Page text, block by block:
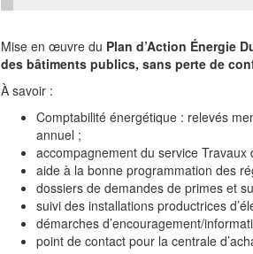
Mise en œuvre du Plan d’Action Énergie
des bâtiments publics, sans perte de
À savoir :
Comptabilité énergétique : relevés
annuel ;
accompagnement du service Travaux
aide à la bonne programmation des
dossiers de demandes de primes et
suivi des installations productrices
démarches d’encouragement/
point de contact pour la centrale